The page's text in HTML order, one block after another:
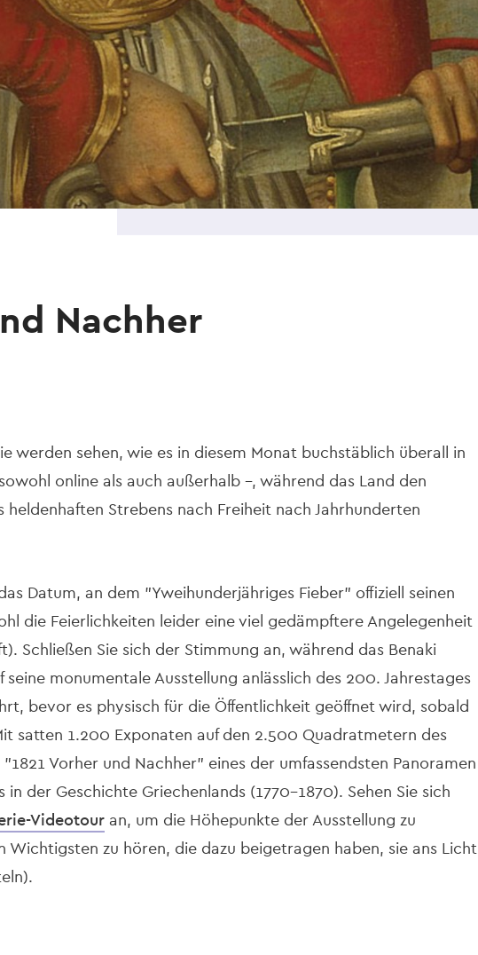
Nachher
werden sehen, wie es in diesem Monat buchstäblich überall in
online als auch außerhalb –, während das Land den
Strebens nach Freiheit nach Jahrhunderten
Datum, an dem "Yweihunderjähriges Fieber" offiziell seinen
die Feierlichkeiten leider eine viel gedämpftere Angelegenheit
Schließen Sie sich der Stimmung an, während das Benaki
seine monumentale Ausstellung anlässlich des 200. Jahrestages
bevor es physisch für die Öffentlichkeit geöffnet wird, sobald
satten 1.200 Exponaten auf den 2.500 Quadratmetern des
Vorher und Nachher" eines der umfassendsten Panoramen
der Geschichte Griechenlands (1770-1870). Sehen Sie sich
Videotouran, um die Höhepunkte der Ausstellung zu
zu hören, die dazu beigetragen haben, sie ans Licht